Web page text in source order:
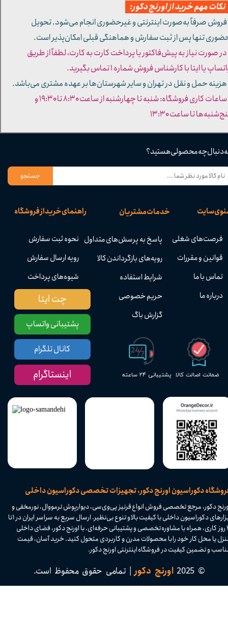
دکوراسیون اورنج دکور، تجهیزات تخصصی دکوراسیون داخلی
پشتیبانی ۲۴ ساعته ضمانت اصالت کالا
راهنمای خرید از فروشگاه
نحوه ثبت سفارش
رویه ارسال سفارش
شیوه‌های پرداخت
خدمات مشتریان
پاسخ به پرسش‌های متداول
رویه‌های بازگرداندن کالا
شرایط استفاده
حریم خصوصی
گزارش باگ
سایت
فرصت‌های شغلی
قوانین و مقررات
تماس با ما
درباره ما
دنبال چه محصولی هستید؟
جستجو
دکور، مرجع تخصصی فروش انواع قرنیز پی‌وی‌سی، دیوارپوش ترمووال، نورمخفی و
ابزارهای دکوراسیون داخلی با کیفیت بالا و تنوع بی‌نظیر. ارسال سریع به سراسر ایران در ۱ تا
۴ روز کاری، همراه با مشاوره تخصصی و پشتیبانی حرفه‌ای. با اورنج دکور، فضای داخلی
یا محل کار خود را با محصولات مدرن و کاربردی متحول کنید. خرید آسان، قیمت
و تضمین کیفیت در فروشگاه اینترنتی اورنج دکور.​​​​​​​
© 2025 اورنج دکور| تمامی حقوق محفوظ است.​​​​​​​
پشتیبانی واتساپ
چت ایتا
کانال تلگرام
اینستاگرام
مهم خرید از اورنج دکور:
صرفاً به‌صورت اینترنتی و غیرحضوری انجام می‌شود. تحویل
تنها پس از ثبت سفارش و هماهنگی قبلی امکان‌پذیر است.
صورت نیاز به پیش‌فاکتور یا پرداخت کارت به کارت، لطفاً از طریق
یا ایتا با کارشناس فروش شماره ۱ تماس بگیرید.
حمل و نقل در تهران و سایر شهرستان‌ها بر عهده مشتری می‌باشد.
- ساعات کاری فروشگاه: شنبه تا چهارشنبه از ساعت ۸:۳۰ تا ۱۹:۳۰ و
تا ساعت ۱۳:۳۰​​​​​​​